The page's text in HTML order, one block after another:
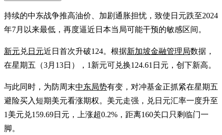
持续的中东战争推高油价、加剧通胀担忧，致使日元跌至2024
年7月以来最低，再度逼近日本当局可能干预的敏感区间。
新元 兑日元近日首次升破124。根据新加坡金融管理局数据，
在星期五（3月13日），1新元可兑换124.61日元，创下新高。
与此同时，为防周末中东局势有变，对冲基金正抓紧在星期五
避险买入短期美元看涨期权。美元走强，兑日元汇率一度升至
1美元兑159.69日元，上涨超0.2%，距离160关口只剩临门一
脚。